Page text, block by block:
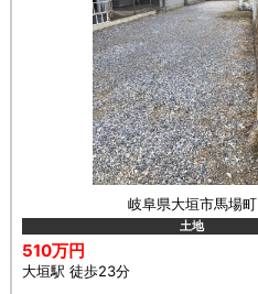
岐阜県大垣市馬場町
土地
510万円
大垣駅 徒歩23分